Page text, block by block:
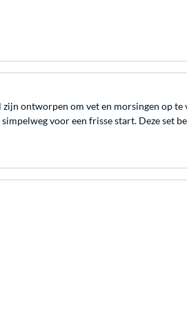
ontworpen om vet en morsingen op
voor een frisse start. Deze set